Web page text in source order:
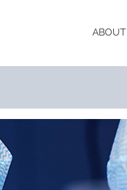
ABOUT